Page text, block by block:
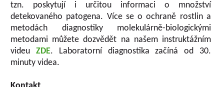
tzn. poskytují i určitou informaci o množství
detekovaného patogena. Více se o ochraně rostlin a
metodách diagnostiky molekulárně-biologickými
metodami můžete dozvědět na našem instruktážním
videu
ZDE. Laboratorní diagnostika začíná od 30.
minuty videa.